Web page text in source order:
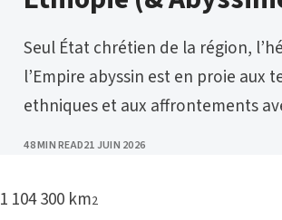
Seul État chrétien de la région,
l’Empire abyssin est en proie aux
ethniques et aux affrontements
48 MIN READPUBLISHED
21 JUIN 2026
1 104 300 km2